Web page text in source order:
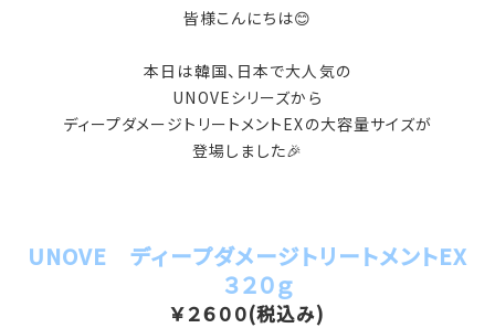
皆様こんにちは😊
本日は韓国、日本で大人気の
UNOVEシリーズから
ディープダメージトリートメントEXの大容量サイズが
登場しました🎉
UNOVE ディープダメージトリートメントEX
３２０ｇ
￥２６００(税込み)